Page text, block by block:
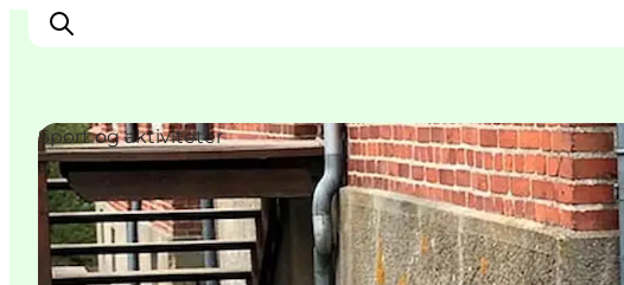
Oplev Nyborg
Outdoor
Det sker i Nyborg
Sport og aktiviteter